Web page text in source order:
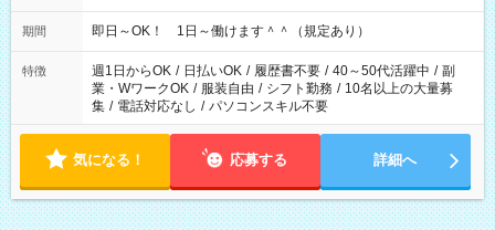
期間 即日～OK！ 1日～働けます＾＾（規定あり）
特徴 週1日からOK / 日払いOK / 履歴書不要 / 40～50代活躍中 / 副
業・WワークOK / 服装自由 / シフト勤務 / 10名以上の大量募
集 / 電話対応なし / パソコンスキル不要
気になる！ 応募する 詳細へ